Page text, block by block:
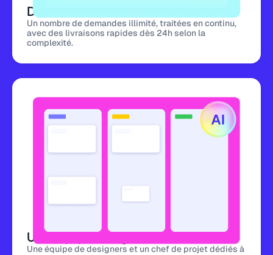
Demandes illimitées
Un nombre de demandes illimité, traitées en continu,
avec des livraisons rapides dès 24h selon la
complexité.
Une équipe design dédiée
Une équipe de designers et un chef de projet dédiés à